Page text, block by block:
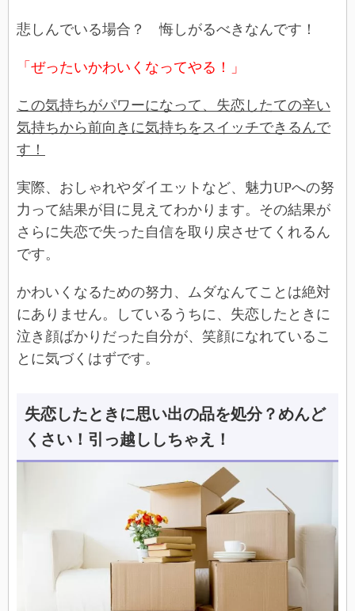
悲しんでいる場合？ 悔しがるべきなんです！
「ぜったいかわいくなってやる！」
この気持ちがパワーになって、失恋したての辛い
気持ちから前向きに気持ちをスイッチできるんで
す！
実際、おしゃれやダイエットなど、魅力UPへの努
力って結果が目に見えてわかります。その結果が
さらに失恋で失った自信を取り戻させてくれるん
です。
かわいくなるための努力、ムダなんてことは絶対
にありません。しているうちに、失恋したときに
泣き顔ばかりだった自分が、笑顔になれているこ
とに気づくはずです。
失恋したときに思い出の品を処分？めんど
くさい！引っ越ししちゃえ！